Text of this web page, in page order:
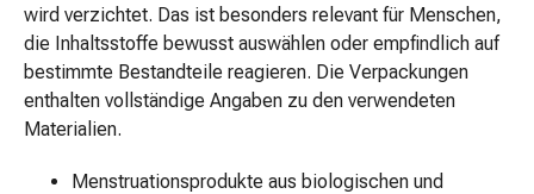
und
Mundentzündungen
Haar-
Medikamente
Kopfläuse
wird verzichtet. Das ist besonders relevant für Menschen,
die Inhaltsstoffe bewusst auswählen oder empfindlich auf
bestimmte Bestandteile reagieren. Die Verpackungen
enthalten vollständige Angaben zu den verwendeten
Materialien.
Menstruationsprodukte aus biologischen und